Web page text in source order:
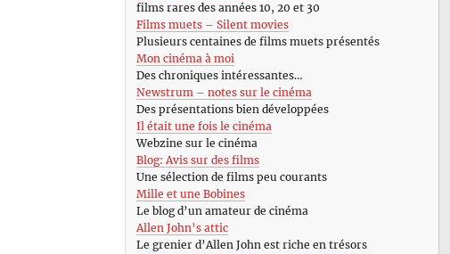
films rares des années 10, 20 et 30
Films muets – Silent movies
Plusieurs centaines de films muets présentés
Mon cinéma à moi
Des chroniques intéressantes…
Newstrum – notes sur le cinéma
Des présentations bien développées
Il était une fois le cinéma
Webzine sur le cinéma
Blog: Avis sur des films
Une sélection de films peu courants
Mille et une Bobines
Le blog d’un amateur de cinéma
Allen John’s attic
Le grenier d’Allen John est riche en trésors